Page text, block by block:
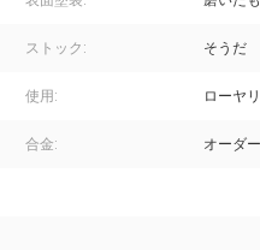
ストック: そうだ
使用: ローヤ
合金: オーダ